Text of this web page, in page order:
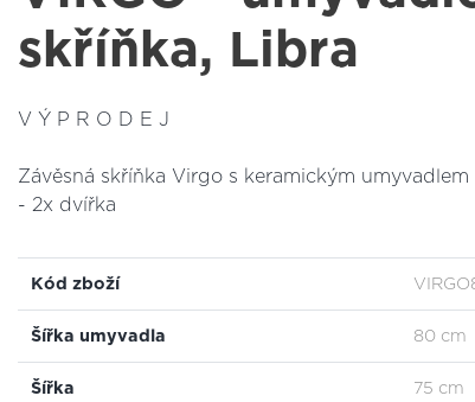
skříňka, Libra
V Ý P R O D E J
Závěsná skříňka Virgo s keramickým
- 2x dvířka
Kód zboží
Šířka umyvadla 80 cm
Šířka 75 cm